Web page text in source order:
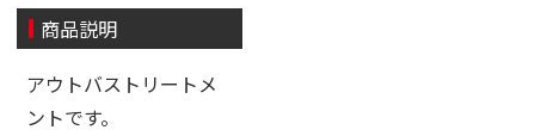
商品説明
アウトバストリートメ
ントです。